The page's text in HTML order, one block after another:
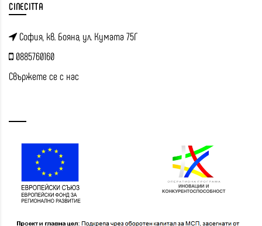
CINECITTA
София, кв. Бояна, ул. Кумата 75Г
0885760160
Свържете се с нас